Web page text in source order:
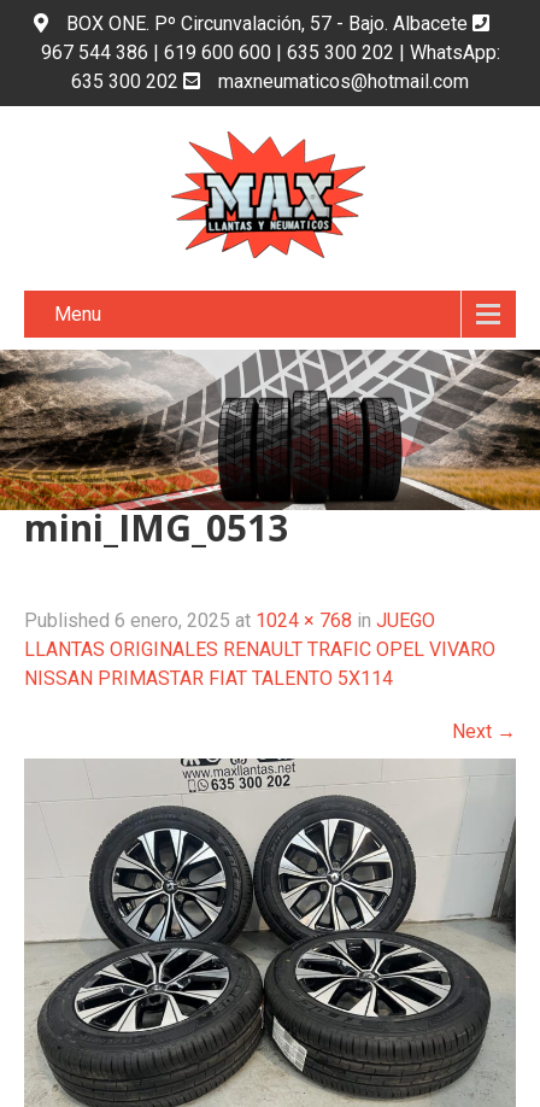
BOX ONE. Pº Circunvalación, 57 - Bajo. Albacete
967 544 386 | 619 600 600 | 635 300 202 | WhatsApp:
635 300 202
maxneumaticos@hotmail.com
Menu
mini_IMG_0513
Published 6 enero, 2025 at 1024 × 768 in JUEGO
LLANTAS ORIGINALES RENAULT TRAFIC OPEL VIVARO
NISSAN PRIMASTAR FIAT TALENTO 5X114
Next →